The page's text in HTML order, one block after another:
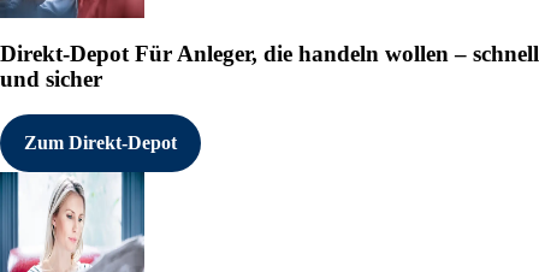
Direkt-Depot Für Anleger, die handeln wollen – schnell
und sicher
Zum Direkt-Depot